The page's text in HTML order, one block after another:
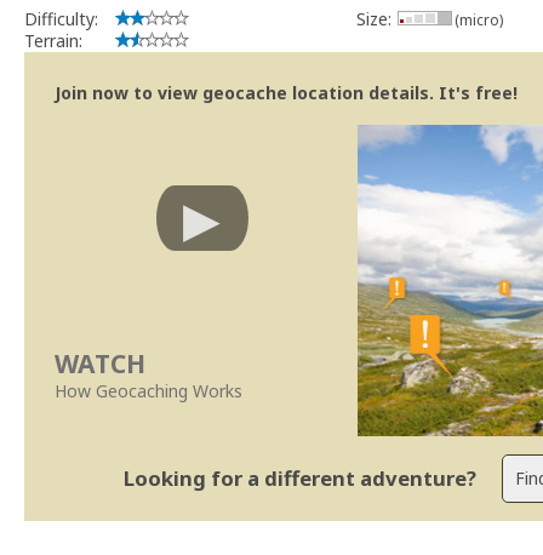
Difficulty:
Terrain:
Size: (micro)
Join now to view geocache location details. It's free!
WATCH
How Geocaching Works
Looking for a different adventure?